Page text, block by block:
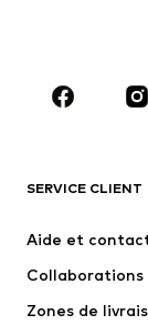
Accessoires
Nouveautés
Lingerie
SERVICE CLIENT
Aide et
Zones de